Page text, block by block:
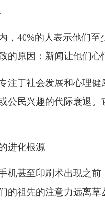
， 40%的人表示他们至
的原因：新闻让他们心
注于社会发展和心理
公民兴趣的代际衰退
进化根源
机甚至印刷术出现之
的祖先的注意力远离